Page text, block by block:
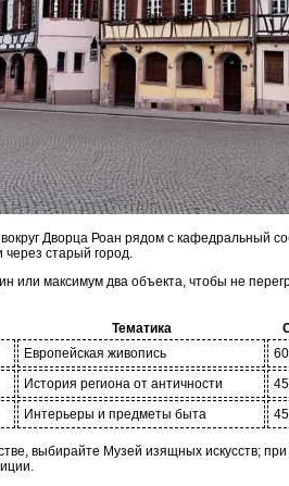
Дворца Роан рядом с кафедральный
через старый город.
или максимум два объекта, чтобы не
Тематика
Европейская живопись
История региона от античности
Интерьеры и предметы быта
выбирайте Музей изящных искусств;